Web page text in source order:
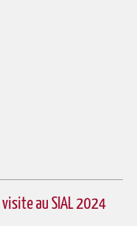
au SIAL 2024